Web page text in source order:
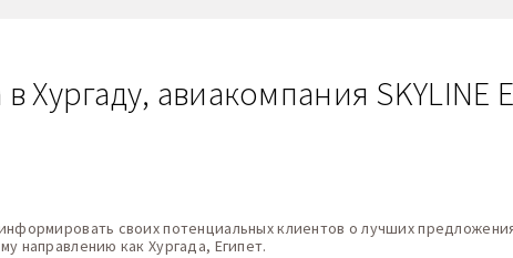
авиакомпания SKYLINE
своих потенциальных клиентов о лучших
направлению как Хургада, Египет.